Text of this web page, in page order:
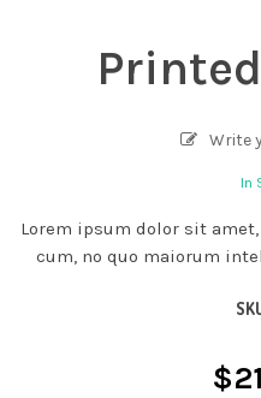
Write
In
Lorem ipsum dolor sit
cum, no quo maiorum
$